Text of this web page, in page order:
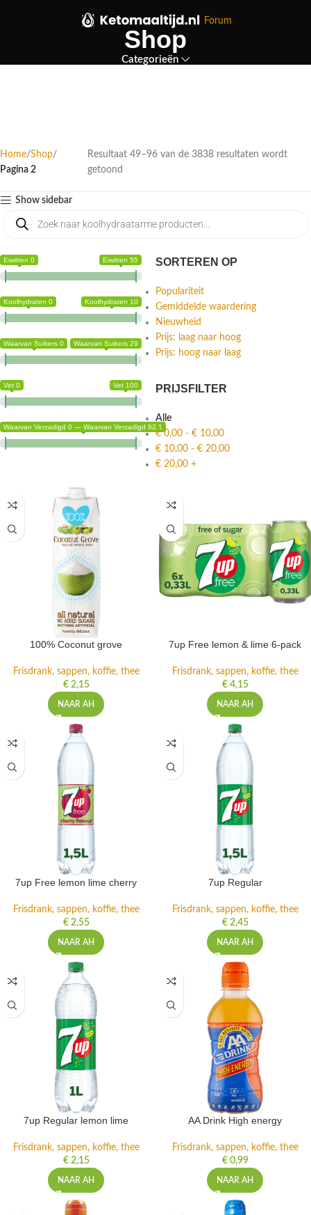
Forum
Shop
Categorieën
Home Shop
Pagina 2
Resultaat 49–96 van de 3838 resultaten wordt
getoond
Show sidebar
Eiwitten 0 Eiwitten 55
Koolhydraten 0 Koolhydraten 10
Waarvan Suikers 0 Waarvan Suikers 29
Vet 0 Vet 100
Waarvan Verzadigd 0 — Waarvan Verzadigd 92.1
SORTEREN OP
Populariteit
Gemiddelde waardering
Nieuwheid
Prijs: laag naar hoog
Prijs: hoog naar laag
PRIJSFILTER
Alle
€0,00 - € 10,00
€ 10,00 - € 20,00
€ 20,00 +
100% Coconut grove
Frisdrank, sappen, koffie, thee
€2,15
NAAR AH
7up Free lemon & lime 6-pack
Frisdrank, sappen, koffie, thee
€4,15
NAAR AH
7up Free lemon lime cherry
Frisdrank, sappen, koffie, thee
€2,55
NAAR AH
7up Regular
Frisdrank, sappen, koffie, thee
€2,45
NAAR AH
7up Regular lemon lime
Frisdrank, sappen, koffie, thee
€2,15
NAAR AH
AA Drink High energy
Frisdrank, sappen, koffie, thee
€0,99
NAAR AH